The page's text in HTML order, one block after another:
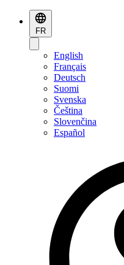
FR
English
Français
Deutsch
Suomi
Svenska
Čeština
Slovenčina
Español